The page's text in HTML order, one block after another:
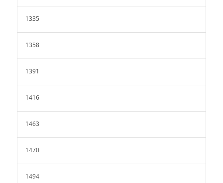
1335
1358
1391
1416
1463
1470
1494